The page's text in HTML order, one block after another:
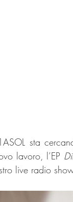
sta
lavoro, l’EP
live radio